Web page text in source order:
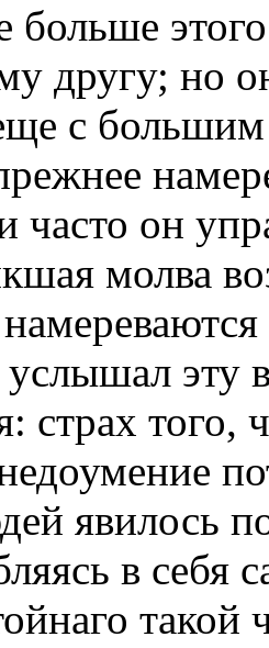
другу; но
с
часто он
молва
эту
страх того,
явилось
в себя